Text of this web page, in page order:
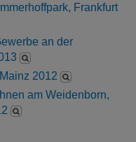
Frankfurt
an der
2012
am Weidenborn,